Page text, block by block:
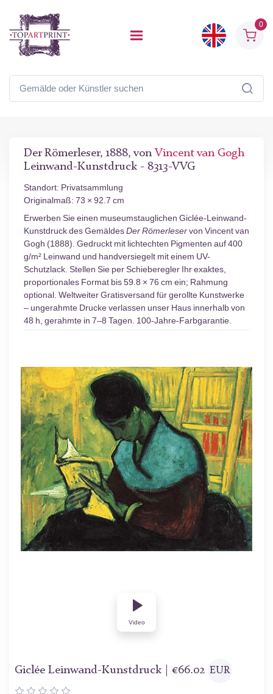
0
Der Römerleser, 1888, von Vincent van Gogh
Leinwand-Kunstdruck - 8313-VVG
Standort: Privatsammlung
Originalmaß: 73 × 92.7 cm
Erwerben Sie einen museumstauglichen Giclée-Leinwand-
Kunstdruck des GemäldesDer Römerleservon Vincent van
Gogh (1888). Gedruckt mit lichtechten Pigmenten auf 400
g/m² Leinwand und handversiegelt mit einem UV-
Schutzlack. Stellen Sie per Schieberegler Ihr exaktes,
proportionales Format bis 59.8 × 76 cm ein; Rahmung
optional. Weltweiter Gratisversand für gerollte Kunstwerke
– ungerahmte Drucke verlassen unser Haus innerhalb von
48 h, gerahmte in 7–8 Tagen. 100-Jahre-Farbgarantie.
Video
Giclée Leinwand-Kunstdruck | €66.02 EUR